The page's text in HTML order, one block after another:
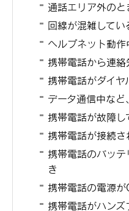
通話エリア外のと
回線が混雑して
ヘルプネット動作
携帯電話から連
携帯電話がダイヤ
データ通信中な
携帯電話が故障し
携帯電話が接続さ
携帯電話のバッ
き
携帯電話の電源が
携帯電話がハン